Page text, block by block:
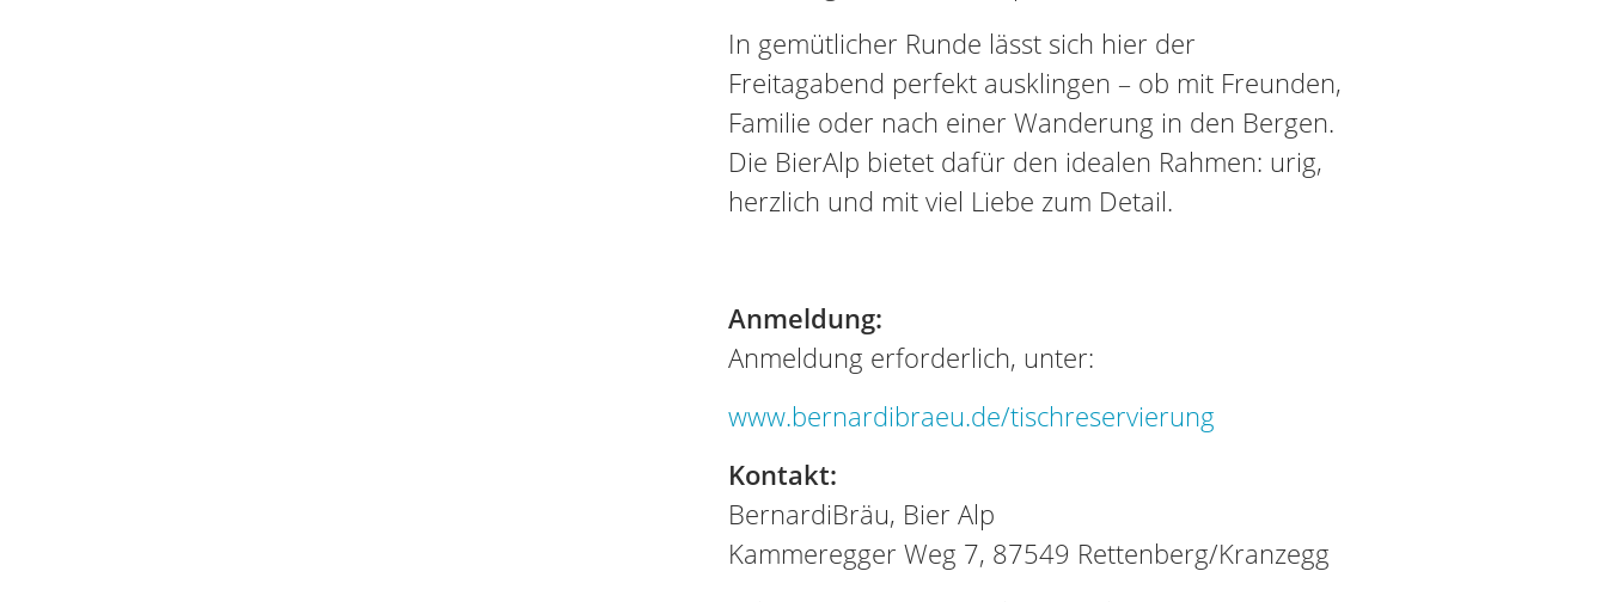
In gemütlicher Runde lässt sich hier der
Freitagabend perfekt ausklingen – ob mit Freunden,
Familie oder nach einer Wanderung in den Bergen.
Die BierAlp bietet dafür den idealen Rahmen: urig,
herzlich und mit viel Liebe zum Detail.
Anmeldung:
Anmeldung erforderlich, unter:
www.bernardibraeu.de/tischreservierung
Kontakt:
BernardiBräu, Bier Alp
Kammeregger Weg 7, 87549 Rettenberg/Kranzegg